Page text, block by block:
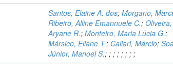
Santos, Elaine A. dos;Morgano,
Ribeiro, Alline Emannuele C.;Oliveira,
Aryane R.;Monteiro, Maria Lúcia G.;
Mársico, Eliane T.; Caliari, Márcio;
Júnior, Manoel S.;;;;;;;;